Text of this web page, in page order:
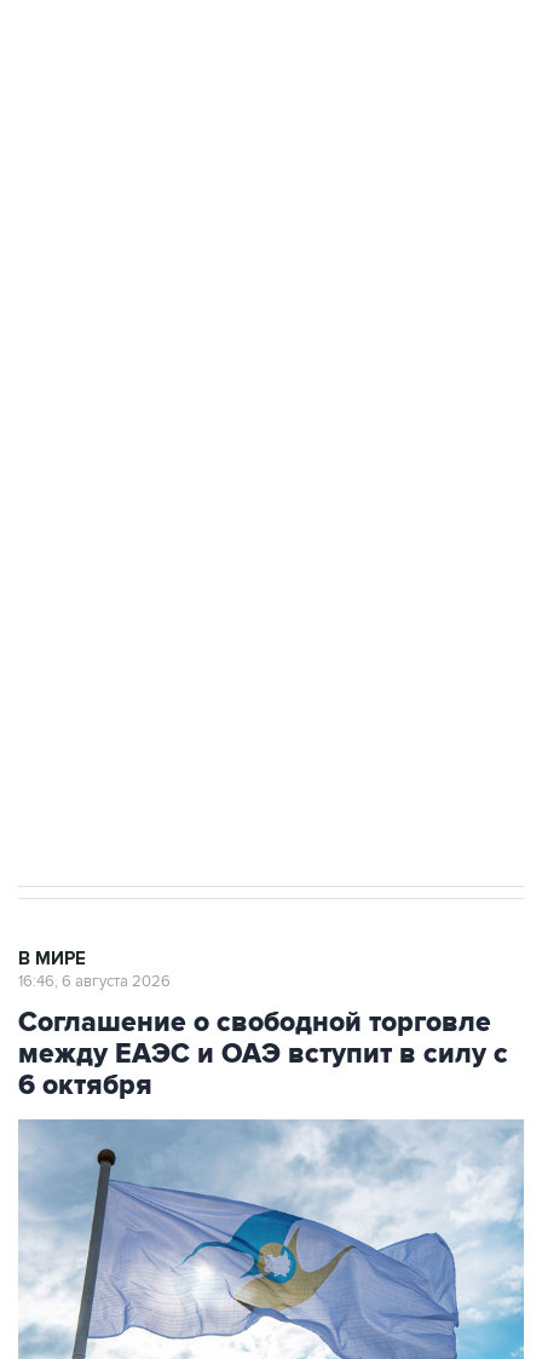
В МИРЕ
16:46, 6 августа 2026
Соглашение о свободной торговле
между ЕАЭС и ОАЭ вступит в силу с
6 октября